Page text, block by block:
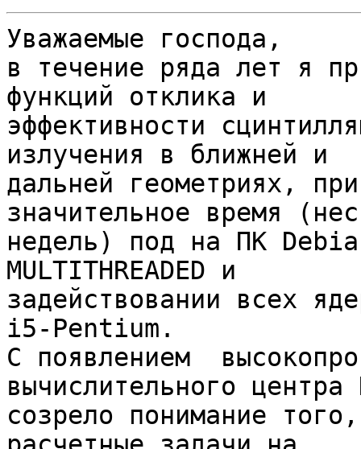
Уважаемые господа,
в течение ряда лет я
функций отклика и
эффективности
излучения в ближней и
дальней геометриях,
значительное время
недель) под на ПК
MULTITHREADED и
задействовании всех
i5-Pentium.
С появлением
вычислительного центра
созрело понимание